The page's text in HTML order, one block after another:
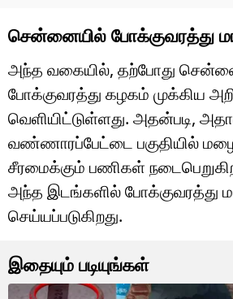
சென்னையில் போக்குவரத்து
அந்த வகையில், தற்போது
போக்குவரத்து கழகம் முக்கிய
வெளியிட்டுள்ளது. அதன்படி,
வண்ணாரப்பேட்டை பகுதியில்
சீரமைக்கும் பணிகள்
அந்த இடங்களில் போக்குவரத்து
செய்யப்படுகிறது.
இதையும் படியுங்கள்